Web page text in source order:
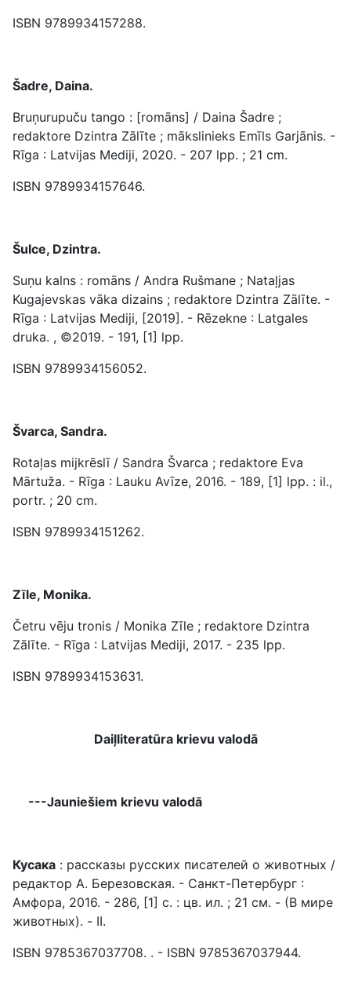
ISBN 9789934157288.
Šadre, Daina.
Bruņurupuču tango : [romāns] / Daina Šadre ;
redaktore Dzintra Zālīte ; mākslinieks Emīls Garjānis. -
Rīga : Latvijas Mediji, 2020. - 207 lpp. ; 21 cm.
ISBN 9789934157646.
Šulce, Dzintra.
Suņu kalns : romāns / Andra Rušmane ; Nataļjas
Kugajevskas vāka dizains ; redaktore Dzintra Zālīte. -
Rīga : Latvijas Mediji, [2019]. - Rēzekne : Latgales
druka. , ©2019. - 191, [1] lpp.
ISBN 9789934156052.
Švarca, Sandra.
Rotaļas mijkrēslī / Sandra Švarca ; redaktore Eva
Mārtuža. - Rīga : Lauku Avīze, 2016. - 189, [1] lpp. : il.,
portr. ; 20 cm.
ISBN 9789934151262.
Zīle, Monika.
Četru vēju tronis / Monika Zīle ; redaktore Dzintra
Zālīte. - Rīga : Latvijas Mediji, 2017. - 235 lpp.
ISBN 9789934153631.
Daiļliteratūra krievu valodā
---Jauniešiem krievu valodā
Кусака : рассказы русских писателей о животных /
редактор А. Березовская. - Санкт-Петербург :
Амфора, 2016. - 286, [1] с. : цв. ил. ; 21 см. - (В мире
животных). - II.
ISBN 9785367037708. . - ISBN 9785367037944.